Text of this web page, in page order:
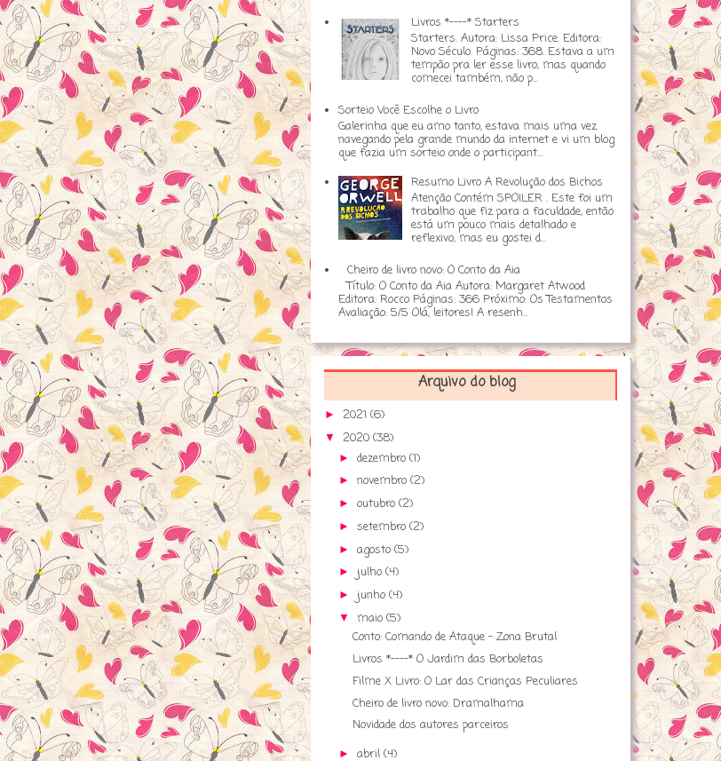
Livros *----* Starters
Starters. Autora: Lissa Price. Editora:
Novo Século. Páginas: 368. Estava a um
tempão pra ler esse livro, mas quando
comecei também, não p...
Sorteio Você Escolhe o Livro
Galerinha que eu amo tanto, estava mais uma vez
navegando pela grande mundo da internet e vi um blog
que fazia um sorteio onde o participant...
Resumo Livro A Revolução dos Bichos
Atenção Contém SPOILER . Este foi um
trabalho que fiz para a faculdade, então
está um pouco mais detalhado e
reflexivo, mas eu gostei d...
Cheiro de livro novo: O Conto da Aia
Título: O Conto da Aia Autora: Margaret Atwood
Editora: Rocco Páginas: 366 Próximo: Os Testamentos
Avaliação: 5/5 Olá, leitores! A resenh...
Arquivo do blog
► 2021 (6)
▼ 2020 (38)
► dezembro (1)
► novembro (2)
► outubro (2)
► setembro (2)
► agosto (5)
► julho (4)
► junho (4)
▼ maio (5)
Conto: Comando de Ataque - Zona Brutal
Livros *----* O Jardim das Borboletas
Filme X Livro: O Lar das Crianças Peculiares
Cheiro de livro novo: Dramalhama
Novidade dos autores parceiros
► abril (4)